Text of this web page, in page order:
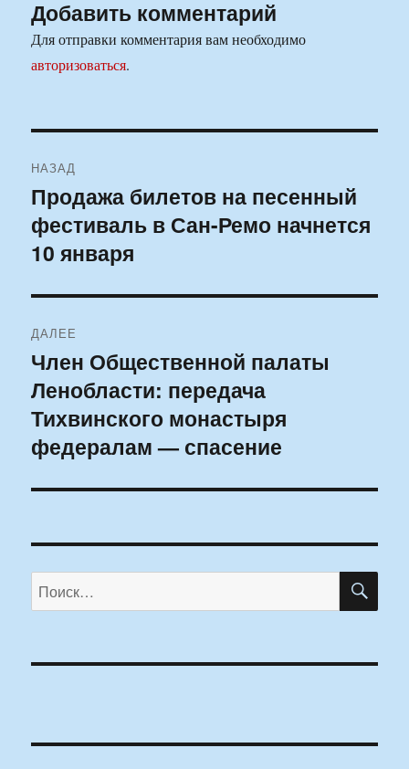
Добавить комментарий
Для отправки комментария вам необходимо
авторизоваться.
по
записям
НАЗАД
Предыдущая
запись:
Продажа билетов на песенный
фестиваль в Сан-Ремо начнется
10 января
ДАЛЕЕ
Следующая
запись:
Член Общественной палаты
Ленобласти: передача
Тихвинского монастыря
федералам — спасение
Искать: